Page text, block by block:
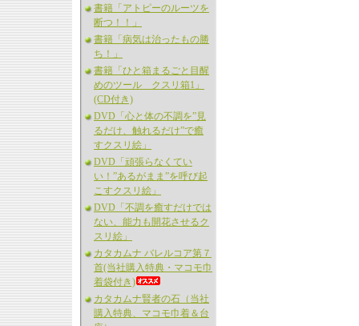
書籍「アトピーのルーツを
断つ！！」
書籍「病気は治ったもの勝
ち！」
書籍「ひと箱まるごと目醒
めのツール クスリ箱1」
(CD付き)
DVD「心と体の不調を”見
るだけ、触れるだけ”で癒
すクスリ絵」
DVD「頑張らなくてい
い！”あるがまま”を呼び起
こすクスリ絵」
DVD「不調を癒すだけでは
ない、能力も開花させるク
スリ絵」
カタカムナ バレルコア第７
首(当社購入特典・マコモ巾
着袋付き)
カタカムナ賢者の石（当社
購入特典、マコモ巾着＆台